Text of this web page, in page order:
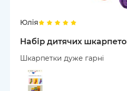
Юлія
Набір дитячих
Шкарпетки дуже гарні